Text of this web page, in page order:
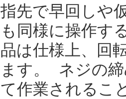
指先で早回しや
も同様に操作す
品は仕様上、回
ます。 ネジの
て作業されるこ